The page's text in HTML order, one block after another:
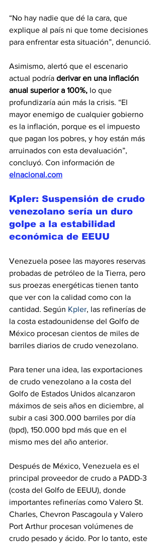
“No hay nadie que dé la cara, que
explique al país ni que tome decisiones
para enfrentar esta situación”, denunció.
Asimismo, alertó que el escenario
actual podría derivar en una inflación
anual superior a 100%, lo que
profundizaría aún más la crisis. “El
mayor enemigo de cualquier gobierno
es la inflación, porque es el impuesto
que pagan los pobres, y hoy están más
arruinados con esta devaluación”,
concluyó. Con información de
elnacional.com
Kpler: Suspensión de crudo
venezolano sería un duro
golpe a la estabilidad
económica de EEUU
Venezuela posee las mayores reservas
probadas de petróleo de la Tierra, pero
sus proezas energéticas tienen tanto
que ver con la calidad como con la
cantidad. Según Kpler, las refinerías de
la costa estadounidense del Golfo de
México procesan cientos de miles de
barriles diarios de crudo venezolano.
Para tener una idea, las exportaciones
de crudo venezolano a la costa del
Golfo de Estados Unidos alcanzaron
máximos de seis años en diciembre, al
subir a casi 300.000 barriles por día
(bpd), 150.000 bpd más que en el
mismo mes del año anterior.
Después de México, Venezuela es el
principal proveedor de crudo a PADD-3
(costa del Golfo de EEUU), donde
importantes refinerías como Valero St.
Charles, Chevron Pascagoula y Valero
Port Arthur procesan volúmenes de
crudo pesado y ácido. Por lo tanto, este